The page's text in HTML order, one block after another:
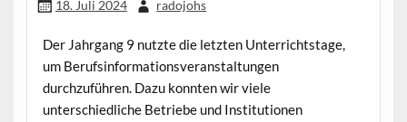
18. Juli 2024 radojohs
Der Jahrgang 9 nutzte die letzten Unterrichtstage,
um Berufsinformationsveranstaltungen
durchzuführen. Dazu konnten wir viele
unterschiedliche Betriebe und Institutionen